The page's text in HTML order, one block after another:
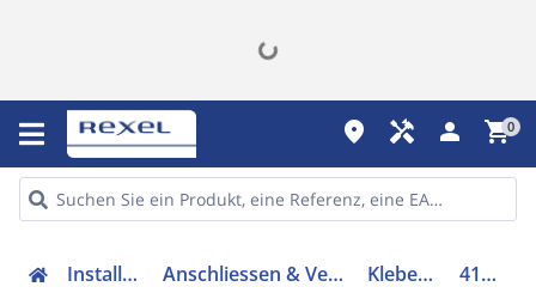
place handyman person shopping_cart0
Installation Anschliessen & Verbinden Klebeband 416775